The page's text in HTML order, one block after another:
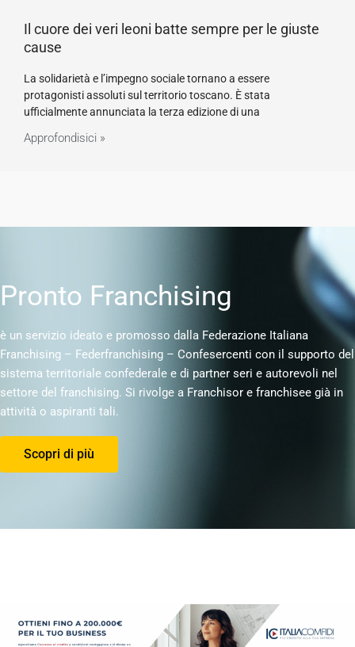
Il cuore dei veri leoni batte sempre per le giuste
cause
La solidarietà e l’impegno sociale tornano a essere
protagonisti assoluti sul territorio toscano. È stata
ufficialmente annunciata la terza edizione di una
Approfondisici »
Pronto Franchising
è un servizio ideato e promosso dalla Federazione Italiana
Franchising – Federfranchising – Confesercenti con il supporto del
sistema territoriale confederale e di partner seri e autorevoli nel
settore del franchising. Si rivolge a Franchisor e franchisee già in
attività o aspiranti tali.
Scopri di più